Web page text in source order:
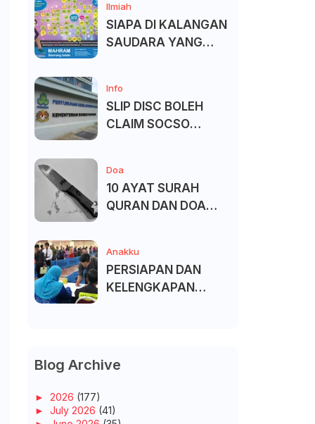
Ilmiah
SIAPA DI KALANGAN
SAUDARA YANG
Info
SLIP DISC BOLEH
CLAIM SOCSO
Doa
10 AYAT SURAH
QURAN DAN DOA
Anakku
PERSIAPAN DAN
KELENGKAPAN
Blog Archive
► 2026 (177)
► July 2026 (41)